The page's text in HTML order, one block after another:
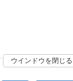
ウインドウを閉じる